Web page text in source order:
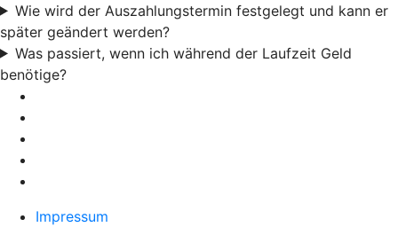
Wie wird der Auszahlungstermin festgelegt und kann er
später geändert werden?
Was passiert, wenn ich während der Laufzeit Geld
benötige?
Impressum